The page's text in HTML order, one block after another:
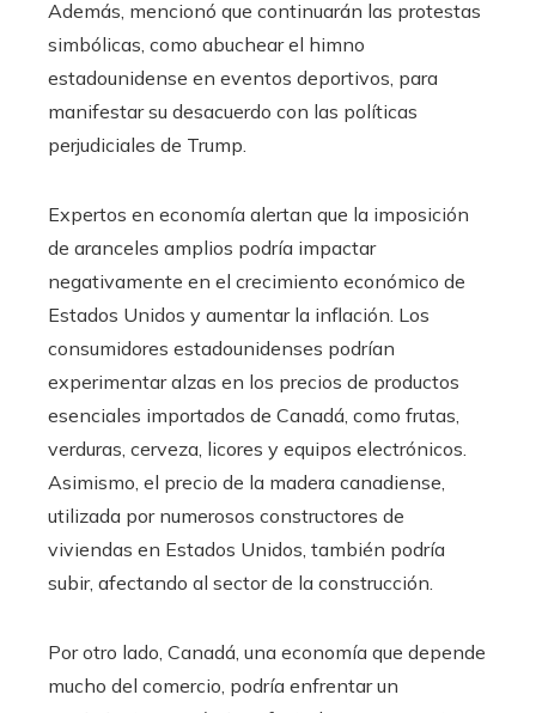
Además, mencionó que continuarán las protestas
simbólicas, como abuchear el himno
estadounidense en eventos deportivos, para
manifestar su desacuerdo con las políticas
perjudiciales de Trump.
Expertos en economía alertan que la imposición
de aranceles amplios podría impactar
negativamente en el crecimiento económico de
Estados Unidos y aumentar la inflación. Los
consumidores estadounidenses podrían
experimentar alzas en los precios de productos
esenciales importados de Canadá, como frutas,
verduras, cerveza, licores y equipos electrónicos.
Asimismo, el precio de la madera canadiense,
utilizada por numerosos constructores de
viviendas en Estados Unidos, también podría
subir, afectando al sector de la construcción.
Por otro lado, Canadá, una economía que depende
mucho del comercio, podría enfrentar un